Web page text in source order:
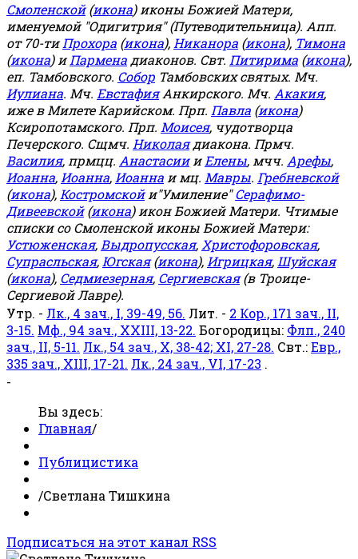
Смоленской(икона) иконы Божией Матери,
именуемой "Одигитрия" (Путеводительница). Апп.
от 70-тиПрохора (икона), Никанора (икона), Тимона
(икона) иПармена диаконов. Свт. Питирима (икона),
еп. Тамбовского. Собор Тамбовских святых. Мч.
Иулиана. Мч. ЕвстафияАнкирского. Мч. Акакия,
иже в Милете Карийском. Прп. Павла (икона)
Ксиропотамского. Прп. Моисея, чудотворца
Печерского. Сщмч. Николаядиакона. Прмч.
Василия, прмцц. АнастасиииЕлены, мчч. Арефы,
Иоанна, Иоанна, Иоанна и мц. Мавры. Гребневской
(икона), Костромскойи"Умиление"Серафимо-
Дивеевской(икона) икон Божией Матери. Чтимые
списки со Смоленской иконы Божией Матери:
Устюженская, Выдропусская, Христофоровская,
Супрасльская, Югская(икона), Игрицкая, Шуйская
(икона), Седмиезерная, Сергиевская(в Троице-
Сергиевой Лавре).
Утр. - Лк., 4 зач., I, 39-49, 56. Лит. - 2 Кор., 171 зач., II,
3-15. Мф., 94 зач., XXIII, 13-22. Богородицы: Флп., 240
зач., II, 5-11. Лк., 54 зач., X, 38-42; XI, 27-28. Свт.:Евр.,
335 зач., XIII, 17-21. Лк., 24 зач., VI, 17-23 .
-
Вы здесь:
Главная/
Публицистика
/Светлана Тишкина
Подписаться на этот канал RSS